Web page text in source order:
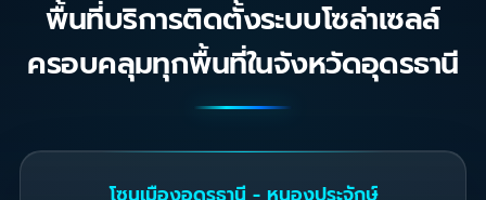
พื้นที่บริการติดตั้งระบบโซล่าเซลล์
ครอบคลุมทุกพื้นที่ในจังหวัดอุดรธานี